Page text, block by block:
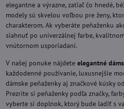
elegantne a výrazne, zatiaľ čo hnedé,
modely sú skvelou voľbou pre ženy,
charakterom. Ak vyberáte peňaženku
siahnuť po univerzálnej farbe,
vnútornom usporiadaní.
V našej ponuke nájdete elegantné
každodenné používanie, luxusnejšie
dámske peňaženky aj značkové kúsky
Prezrite si peňaženky podľa značky,
vyberte si doplnok, ktorý bude ladiť s